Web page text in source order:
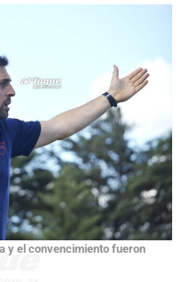
y el convencimiento fueron